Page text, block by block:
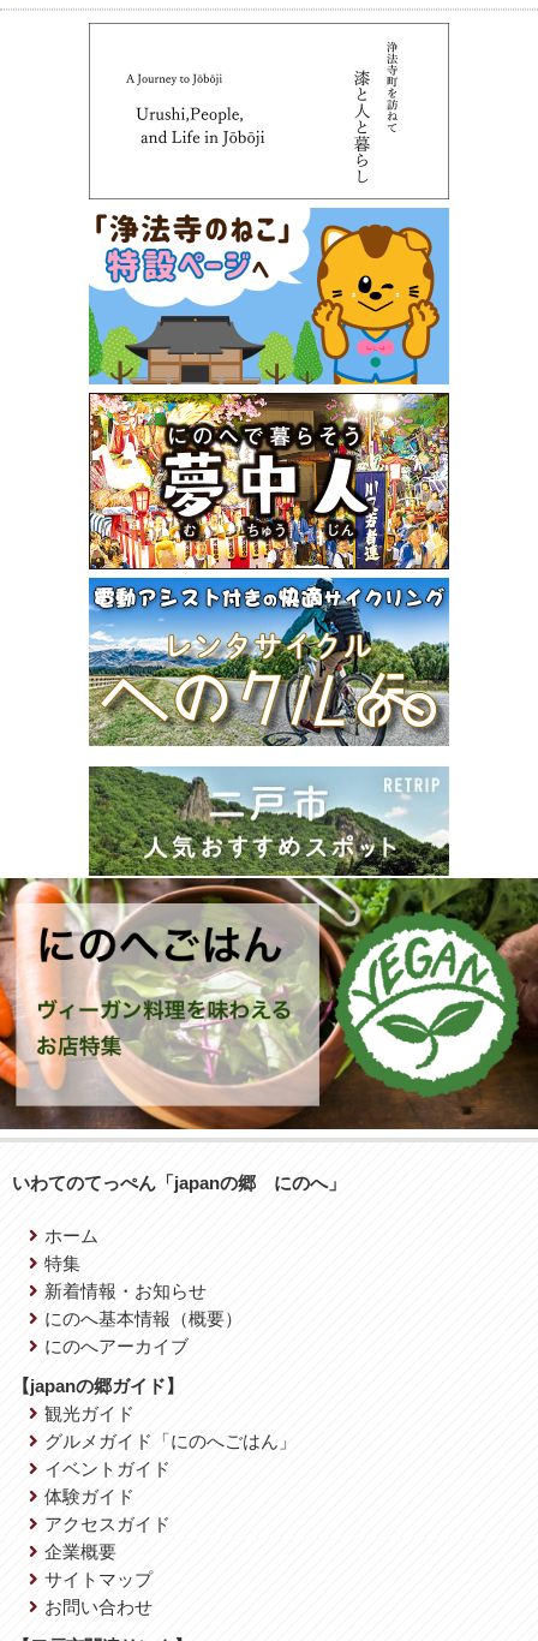
いわてのてっぺん「japanの郷 にのへ」
ホーム
特集
新着情報・お知らせ
にのへ基本情報（概要）
にのへアーカイブ
【japanの郷ガイド】
観光ガイド
グルメガイド「にのへごはん」
イベントガイド
体験ガイド
アクセスガイド
企業概要
サイトマップ
お問い合わせ